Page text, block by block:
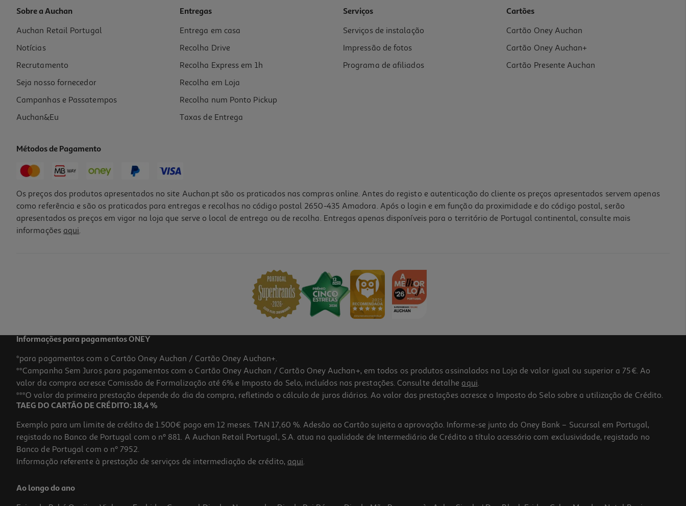
Ração Veterinária Cão Advance Hypoallergenic 2.5kg
13.58 €/Kg
33,95 €
12.77 €/Kg
Sobre a Auchan
Auchan Retail Portugal
Notícias
Recrutamento
Seja nosso fornecedor
Campanhas e Passatempos
Auchan&Eu
Entregas
Entrega em casa
Recolha Drive
Recolha Express em 1h
Recolha em Loja
Recolha num Ponto Pickup
Taxas de Entrega
Serviços
Serviços de instalação
Impressão de fotos
Programa de afiliados
Cartões
Cartão Oney Auchan
Cartão Oney Auchan+
Cartão Presente Auchan
Métodos de Pagamento
Os preços dos produtos apresentados no site Auchan.pt são os praticados nas compras online. Antes do registo e autenticação do cliente os preços apresentados servem apenas
como referência e são os praticados para entregas e recolhas no código postal 2650-435 Amadora. Após o login e em função da proximidade e do código postal, serão
apresentados os preços em vigor na loja que serve o local de entrega ou de recolha. Entregas apenas disponíveis para o território de Portugal continental, consulte mais
informações aqui.
Informações para pagamentos ONEY
*para pagamentos com o Cartão Oney Auchan / Cartão Oney Auchan+.
**Campanha Sem Juros para pagamentos com o Cartão Oney Auchan / Cartão Oney Auchan+, em todos os produtos assinalados na Loja de valor igual ou superior a 75€. Ao
valor da compra acresce Comissão de Formalização até 6% e Imposto do Selo, incluídos nas prestações. Consulte detalhe aqui.
***O valor da primeira prestação depende do dia da compra, refletindo o cálculo de juros diários. Ao valor das prestações acresce o Imposto do Selo sobre a utilização de Crédito.
TAEG DO CARTÃO DE CRÉDITO: 18,4 %
Exemplo para um limite de crédito de 1.500€ pago em 12 meses. TAN 17,60 %. Adesão ao Cartão sujeita a aprovação. Informe-se junto do Oney Bank – Sucursal em Portugal,
registado no Banco de Portugal com o nº 881. A Auchan Retail Portugal, S.A. atua na qualidade de Intermediário de Crédito a título acessório com exclusividade, registado no
Banco de Portugal com o nº 7952.
Informação referente à prestação de serviços de intermediação de crédito, aqui.
Ao longo do ano